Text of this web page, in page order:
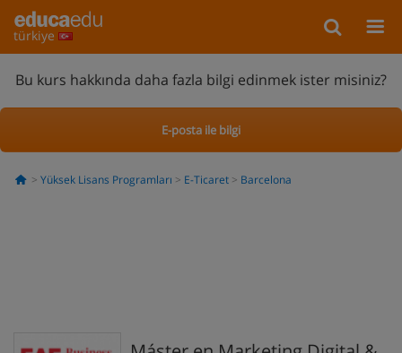
türkiye
Bu kurs hakkında daha fazla bilgi edinmek ister misiniz?
E-posta ile bilgi
Yüksek Lisans Programları E-Ticaret Barcelona